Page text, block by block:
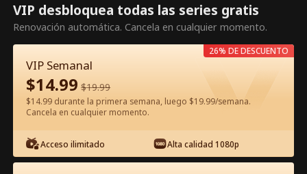
Es un episodio de pago.
Desbloquéalo para verlo.
60Desbloquear ahora
Ver gratis en la app
VIP desbloquea todas las series gratis
Renovación automática. Cancela en cualquier momento.
VIP Semanal
$14.99 $19.99
$14.99 durante la primera semana, luego $19.99/semana.
Cancela en cualquier momento.
Acceso ilimitado Alta calidad 1080p
26% DE DESCUENTO